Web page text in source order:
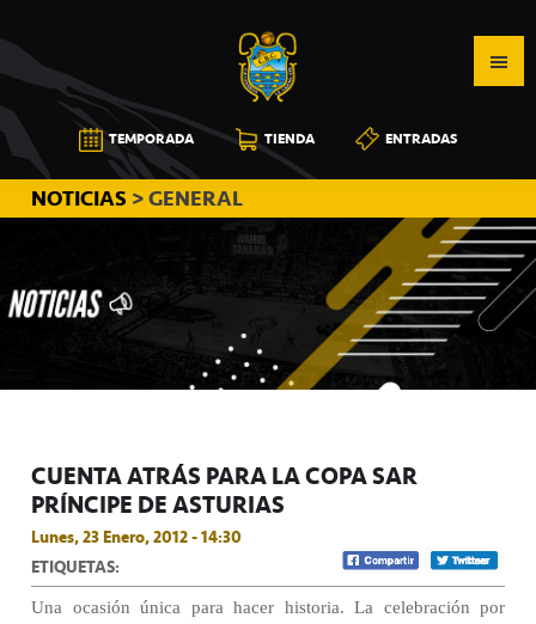
a
la
navegación
principal
al
contenido
principal
a
la
barra
lateral
principal
CB
CANARIAS
TEMPORADA TIENDA ENTRADAS
NOTICIAS > GENERAL
CUENTA ATRÁS PARA LA COPA SAR
PRÍNCIPE DE ASTURIAS
Lunes, 23 Enero, 2012 - 14:30
ETIQUETAS:
Una ocasión única para hacer historia. La celebración por